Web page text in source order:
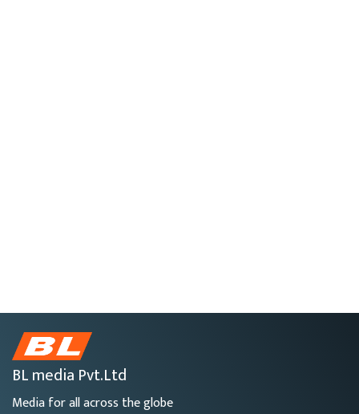
BL media Pvt.Ltd
Media for all across the globe